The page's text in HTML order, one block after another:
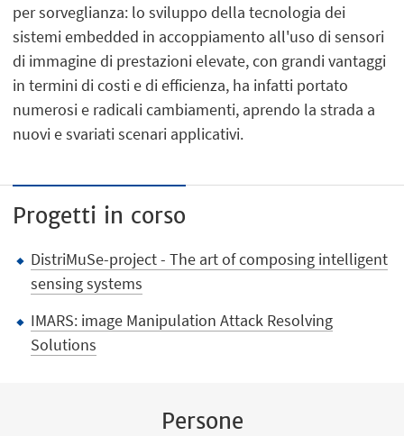
per sorveglianza: lo sviluppo della tecnologia dei
sistemi embedded in accoppiamento all'uso di sensori
di immagine di prestazioni elevate, con grandi vantaggi
in termini di costi e di efficienza, ha infatti portato
numerosi e radicali cambiamenti, aprendo la strada a
nuovi e svariati scenari applicativi.
Progetti in corso
DistriMuSe-project - The art of composing intelligent
sensing systems
IMARS: image Manipulation Attack Resolving
Solutions
Persone